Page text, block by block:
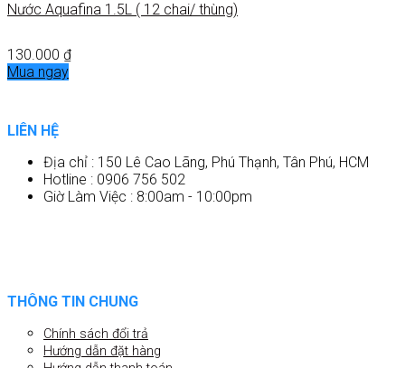
Nước Aquafina 1.5L ( 12 chai/ thùng)
130.000 ₫
Mua ngay
LIÊN HỆ
Địa chỉ : 150 Lê Cao Lãng, Phú Thạnh, Tân Phú, HCM
Hotline : 0906 756 502
Giờ Làm Việc : 8:00am - 10:00pm
THÔNG TIN CHUNG
Chính sách đổi trả
Hướng dẫn đặt hàng